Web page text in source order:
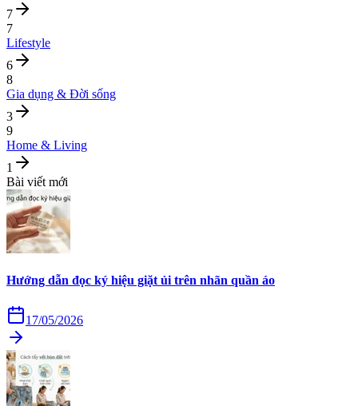
7
7
Lifestyle
6
8
Gia dụng & Đời sống
3
9
Home & Living
1
Bài viết mới
Hướng dẫn đọc ký hiệu giặt ủi trên nhãn quần áo
17/05/2026